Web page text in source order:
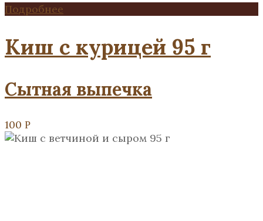
Подробнее
Киш с курицей 95 г
Сытная выпечка
100 Р